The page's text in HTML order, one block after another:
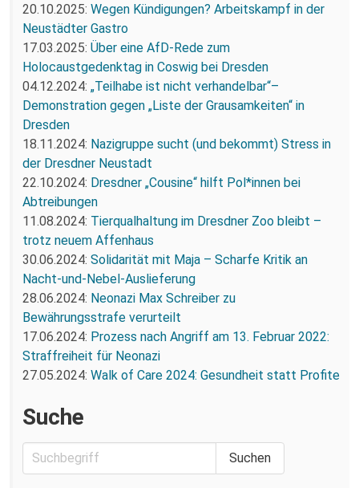
20.10.2025: Wegen Kündigungen? Arbeitskampf in der
Neustädter Gastro
17.03.2025: Über eine AfD-Rede zum
Holocaustgedenktag in Coswig bei Dresden
04.12.2024: „Teilhabe ist nicht verhandelbar“–
Demonstration gegen „Liste der Grausamkeiten“ in
Dresden
18.11.2024: Nazigruppe sucht (und bekommt) Stress in
der Dresdner Neustadt
22.10.2024: Dresdner „Cousine“ hilft Pol*innen bei
Abtreibungen
11.08.2024: Tierqualhaltung im Dresdner Zoo bleibt –
trotz neuem Affenhaus
30.06.2024: Solidarität mit Maja – Scharfe Kritik an
Nacht-und-Nebel-Auslieferung
28.06.2024: Neonazi Max Schreiber zu
Bewährungsstrafe verurteilt
17.06.2024: Prozess nach Angriff am 13. Februar 2022:
Straffreiheit für Neonazi
27.05.2024: Walk of Care 2024: Gesundheit statt Profite
Suche